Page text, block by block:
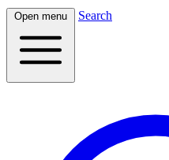
Open menu Search